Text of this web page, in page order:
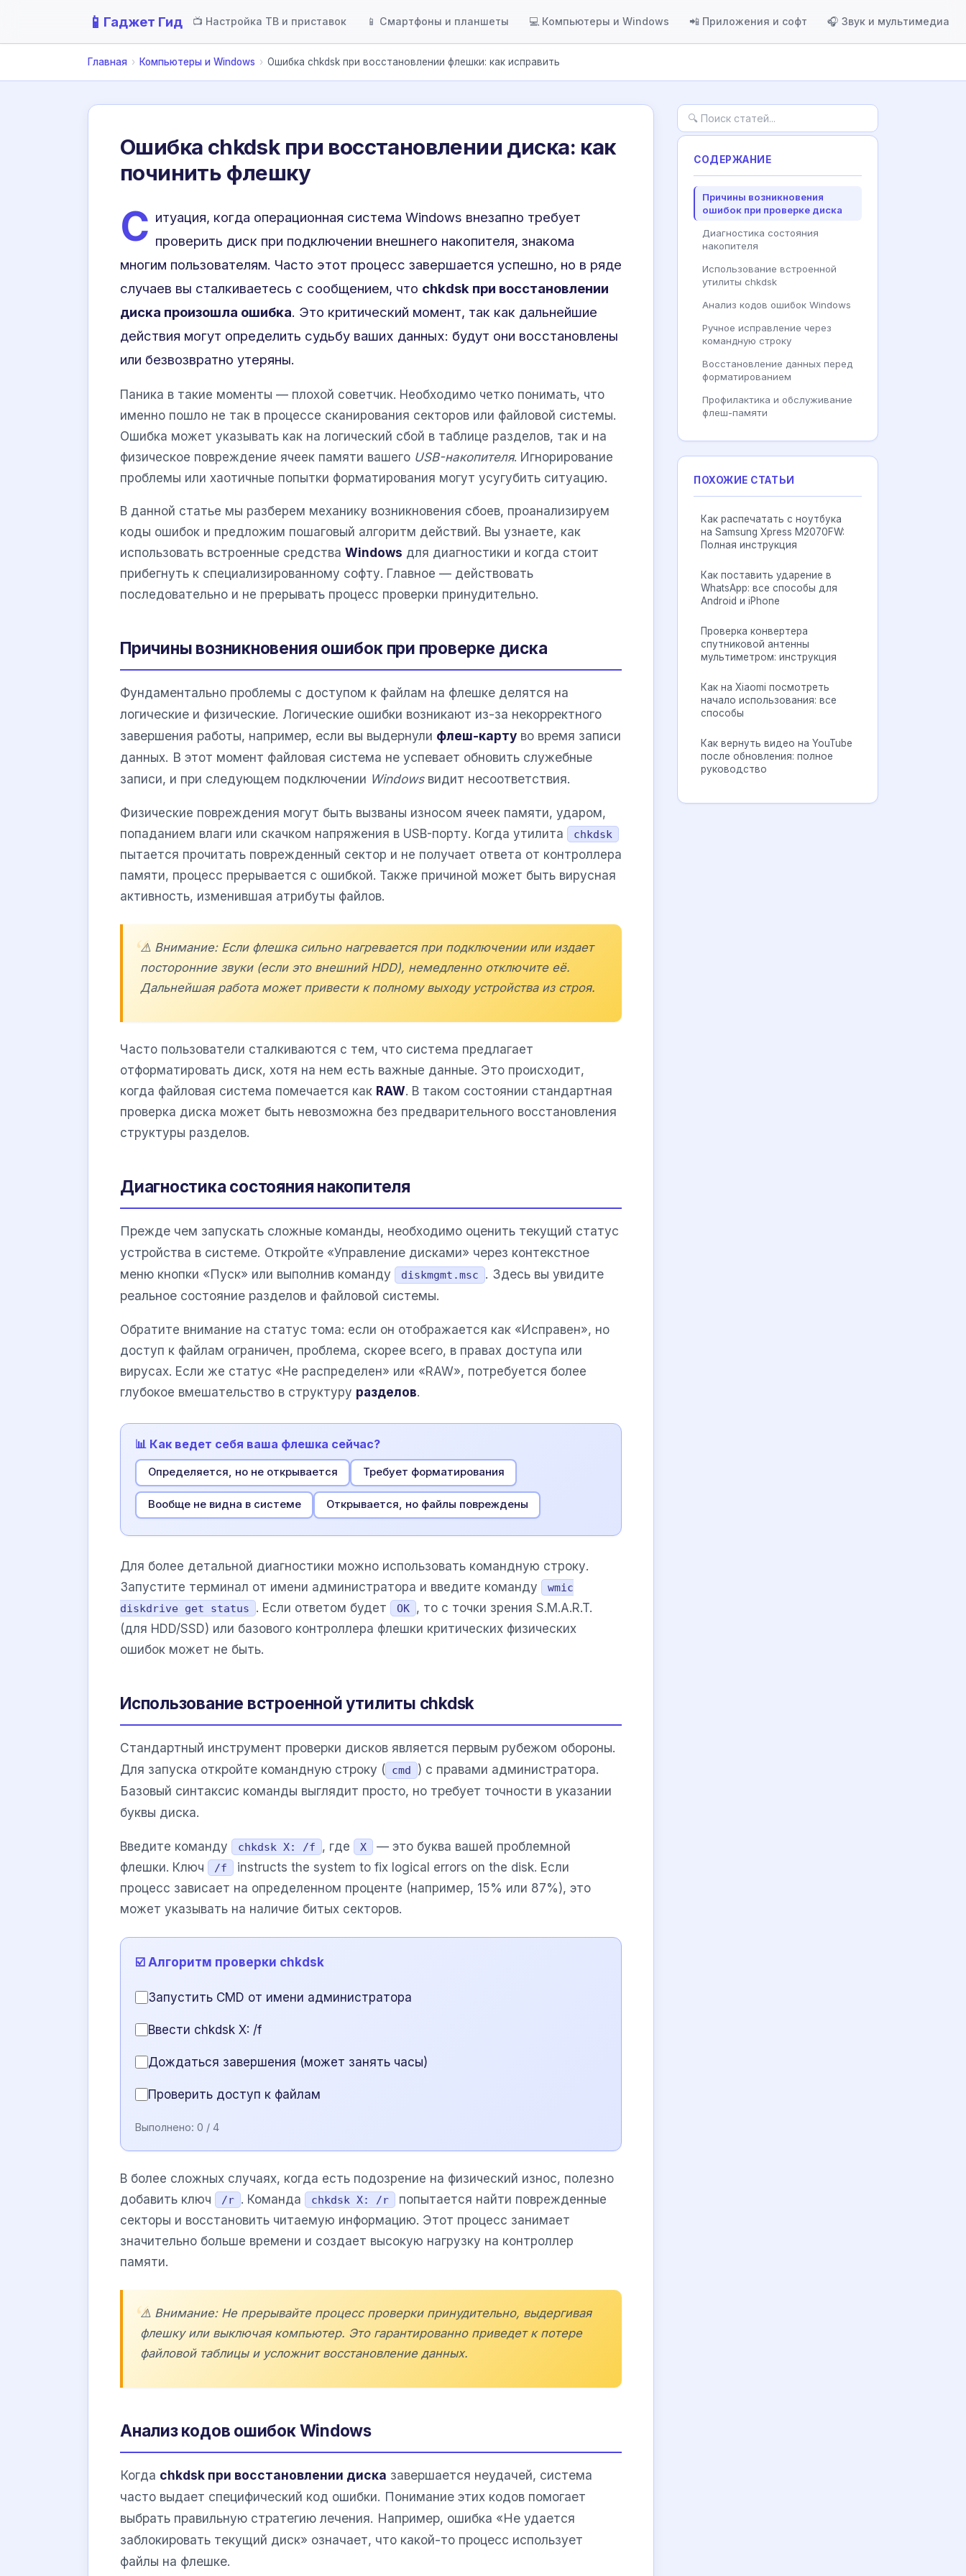
📱 Гаджет Гид 📺 Настройка ТВ и приставок 📱 Смартфоны и планшеты 💻 Компьютеры и Windows 📲 Приложения и софт 🎧 Звук и мультимедиа
Главная › Компьютеры и Windows › Ошибка chkdsk при восстановлении флешки: как исправить
Ошибка chkdsk при восстановлении диска: как
починить флешку
С итуация, когда операционная система Windows внезапно требует
проверить диск при подключении внешнего накопителя, знакома
многим пользователям. Часто этот процесс завершается успешно, но в ряде
случаев вы сталкиваетесь с сообщением, что chkdsk при восстановлении
диска произошла ошибка. Это критический момент, так как дальнейшие
действия могут определить судьбу ваших данных: будут они восстановлены
или безвозвратно утеряны.
Паника в такие моменты — плохой советчик. Необходимо четко понимать, что
именно пошло не так в процессе сканирования секторов или файловой системы.
Ошибка может указывать как на логический сбой в таблице разделов, так и на
физическое повреждение ячеек памяти вашего USB-накопителя. Игнорирование
проблемы или хаотичные попытки форматирования могут усугубить ситуацию.
В данной статье мы разберем механику возникновения сбоев, проанализируем
коды ошибок и предложим пошаговый алгоритм действий. Вы узнаете, как
использовать встроенные средства Windows для диагностики и когда стоит
прибегнуть к специализированному софту. Главное — действовать
последовательно и не прерывать процесс проверки принудительно.
Причины возникновения ошибок при проверке диска
Фундаментально проблемы с доступом к файлам на флешке делятся на
логические и физические. Логические ошибки возникают из-за некорректного
завершения работы, например, если вы выдернули флеш-карту во время записи
данных. В этот момент файловая система не успевает обновить служебные
записи, и при следующем подключении Windowsвидит несоответствия.
Физические повреждения могут быть вызваны износом ячеек памяти, ударом,
попаданием влаги или скачком напряжения в USB-порту. Когда утилита
chkdsk
пытается прочитать поврежденный сектор и не получает ответа от контроллера
памяти, процесс прерывается с ошибкой. Также причиной может быть вирусная
активность, изменившая атрибуты файлов.
⚠️ Внимание: Если флешка сильно нагревается при подключении или издает
посторонние звуки (если это внешний HDD), немедленно отключите её.
Дальнейшая работа может привести к полному выходу устройства из строя.
Часто пользователи сталкиваются с тем, что система предлагает
отформатировать диск, хотя на нем есть важные данные. Это происходит,
когда файловая система помечается как RAW. В таком состоянии стандартная
проверка диска может быть невозможна без предварительного восстановления
структуры разделов.
Диагностика состояния накопителя
Прежде чем запускать сложные команды, необходимо оценить текущий статус
устройства в системе. Откройте «Управление дисками» через контекстное
меню кнопки «Пуск» или выполнив команду
diskmgmt.msc
. Здесь вы увидите
реальное состояние разделов и файловой системы.
Обратите внимание на статус тома: если он отображается как «Исправен», но
доступ к файлам ограничен, проблема, скорее всего, в правах доступа или
вирусах. Если же статус «Не распределен» или «RAW», потребуется более
глубокое вмешательство в структуру разделов.
📊 Как ведет себя ваша флешка сейчас?
Определяется, но не открывается Требует форматирования
Вообще не видна в системе Открывается, но файлы повреждены
Для более детальной диагностики можно использовать командную строку.
Запустите терминал от имени администратора и введите команду
wmic
diskdrive get status
. Если ответом будет OK , то с точки зрения S.M.A.R.T.
(для HDD/SSD) или базового контроллера флешки критических физических
ошибок может не быть.
Использование встроенной утилиты chkdsk
Стандартный инструмент проверки дисков является первым рубежом обороны.
Для запуска откройте командную строку ( cmd
) с правами администратора.
Базовый синтаксис команды выглядит просто, но требует точности в указании
буквы диска.
Введите команду chkdsk X: /f , где X
— это буква вашей проблемной
флешки. Ключ
/f
instructs the system to fix logical errors on the disk. Если
процесс зависает на определенном проценте (например, 15% или 87%), это
может указывать на наличие битых секторов.
☑️ Алгоритм проверки chkdsk
Запустить CMD от имени администратора
Ввести chkdsk X: /f
Дождаться завершения (может занять часы)
Проверить доступ к файлам
Выполнено: 0 / 4
В более сложных случаях, когда есть подозрение на физический износ, полезно
добавить ключ
/r . Команда chkdsk X: /r
попытается найти поврежденные
секторы и восстановить читаемую информацию. Этот процесс занимает
значительно больше времени и создает высокую нагрузку на контроллер
памяти.
⚠️ Внимание: Не прерывайте процесс проверки принудительно, выдергивая
флешку или выключая компьютер. Это гарантированно приведет к потере
файловой таблицы и усложнит восстановление данных.
Анализ кодов ошибок Windows
Когда chkdsk при восстановлении диска завершается неудачей, система
часто выдает специфический код ошибки. Понимание этих кодов помогает
выбрать правильную стратегию лечения. Например, ошибка «Не удается
заблокировать текущий диск» означает, что какой-то процесс использует
файлы на флешке.
СОДЕРЖАНИЕ
Причины возникновения
ошибок при проверке диска
Диагностика состояния
накопителя
Использование встроенной
утилиты chkdsk
Анализ кодов ошибок Windows
Ручное исправление через
командную строку
Восстановление данных перед
форматированием
Профилактика и обслуживание
флеш-памяти
ПОХОЖИЕ СТАТЬИ
Как распечатать с ноутбука
на Samsung Xpress M2070FW:
Полная инструкция
Как поставить ударение в
WhatsApp: все способы для
Android и iPhone
Проверка конвертера
спутниковой антенны
мультиметром: инструкция
Как на Xiaomi посмотреть
начало использования: все
способы
Как вернуть видео на YouTube
после обновления: полное
руководство